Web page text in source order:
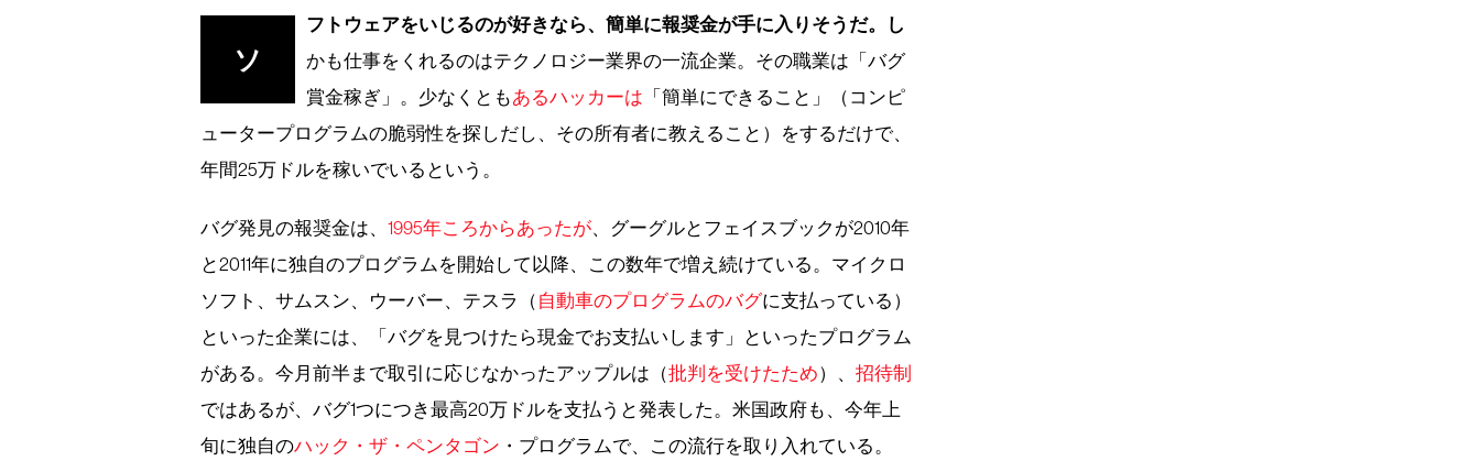
ソ
フトウェアをいじるのが好きなら、簡単に報奨金が手に入りそうだ。し
かも仕事をくれるのはテクノロジー業界の一流企業。その職業は「バグ
賞金稼ぎ」。少なくともあるハッカーは 「簡単にできること」（コンピ
ュータープログラムの脆弱性を探しだし、その所有者に教えること）をするだけで、
年間25万ドルを稼いでいるという。
バグ発見の報奨金は、 1995年ころからあったが、グーグルとフェイスブックが2010年
と2011年に独自のプログラムを開始して以降、この数年で増え続けている。マイクロ
ソフト、サムスン、ウーバー、テスラ（ 自動車のプログラムのバグに支払っている）
といった企業には、「バグを見つけたら現金でお支払いします」といったプログラム
がある。今月前半まで取引に応じなかったアップルは（批判を受けたため）、 招待制
ではあるが、バグ1つにつき最高20万ドルを支払うと発表した。米国政府も、今年上
旬に独自のハック・ザ・ペンタゴン ・プログラムで、この流行を取り入れている。